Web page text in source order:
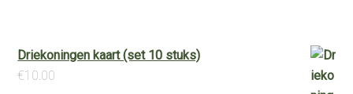
Driekoningen kaart (set 10 stuks)
€10.00